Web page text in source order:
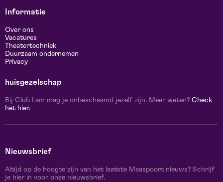
Informatie
Over ons
Vacatures
Theatertechniek
Duurzaam ondernemen
Privacy
huisgezelschap
Bij Club Lam mag je onbeschaamd jezelf zijn. Meer weten? Check
het hier.
Nieuwsbrief
Altijd op de hoogte zijn van het laatste Maaspoort nieuws? Schrijf
je hier in voor onze nieuwsbrief.